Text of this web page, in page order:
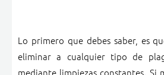
Lo primero que debes saber, es
eliminar a cualquier tipo de
mediante limpiezas constantes. Si